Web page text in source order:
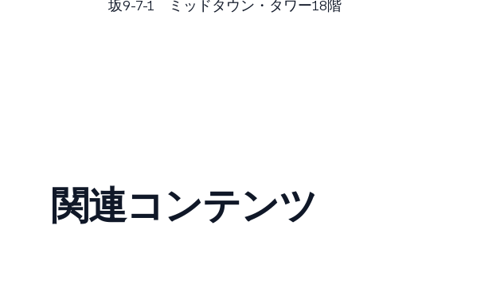
坂9-7-1 ミッドタウン・タワー18階
関連コンテンツ